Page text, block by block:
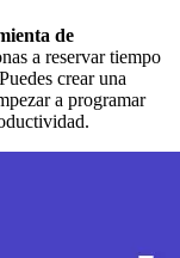
de
a reservar tiempo
crear una
a programar